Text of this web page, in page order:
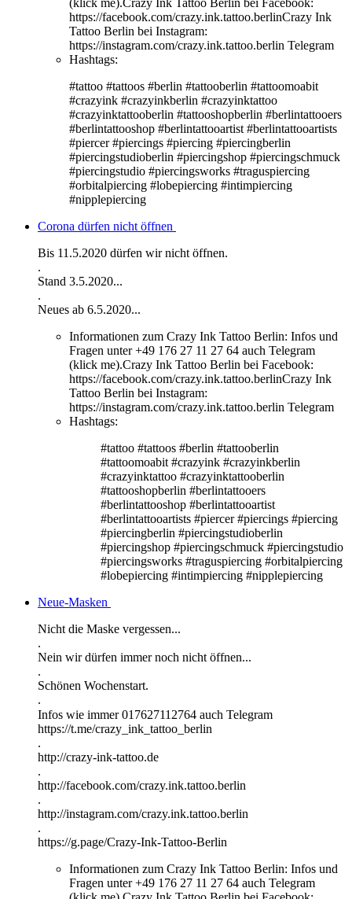
https://facebook.com/crazy.ink.tattoo.berlinCrazy Ink
Tattoo Berlin bei Instagram:
https://instagram.com/crazy.ink.tattoo.berlin Telegram
Hashtags:
#tattoo #tattoos #berlin #tattooberlin #tattoomoabit
#crazyink #crazyinkberlin #crazyinktattoo
#crazyinktattooberlin #tattooshopberlin #berlintattooers
#berlintattooshop #berlintattooartist #berlintattooartists
#piercer #piercings #piercing #piercingberlin
#piercingstudioberlin #piercingshop #piercingschmuck
#piercingstudio #piercingsworks #traguspiercing
#orbitalpiercing #lobepiercing #intimpiercing
#nipplepiercing
Corona dürfen nicht öffnen
Bis 11.5.2020 dürfen wir nicht öffnen.
.
Stand 3.5.2020...
.
Neues ab 6.5.2020...
Informationen zum Crazy Ink Tattoo Berlin: Infos und
Fragen unter +49 176 27 11 27 64 auch Telegram
(klick me).Crazy Ink Tattoo Berlin bei Facebook:
https://facebook.com/crazy.ink.tattoo.berlinCrazy Ink
Tattoo Berlin bei Instagram:
https://instagram.com/crazy.ink.tattoo.berlin Telegram
Hashtags:
#tattoo #tattoos #berlin #tattooberlin
#tattoomoabit #crazyink #crazyinkberlin
#crazyinktattoo #crazyinktattooberlin
#tattooshopberlin #berlintattooers
#berlintattooshop #berlintattooartist
#berlintattooartists #piercer #piercings #piercing
#piercingberlin #piercingstudioberlin
#piercingshop #piercingschmuck #piercingstudio
#piercingsworks #traguspiercing #orbitalpiercing
#lobepiercing #intimpiercing #nipplepiercing
Neue-Masken
Nicht die Maske vergessen...
.
Nein wir dürfen immer noch nicht öffnen...
.
Schönen Wochenstart.
.
Infos wie immer 017627112764 auch Telegram⠀
https://t.me/crazy_ink_tattoo_berlin
.
http://crazy-ink-tattoo.de
.
http://facebook.com/crazy.ink.tattoo.berlin
.
http://instagram.com/crazy.ink.tattoo.berlin
.
https://g.page/Crazy-Ink-Tattoo-Berlin
Informationen zum Crazy Ink Tattoo Berlin: Infos und
Fragen unter +49 176 27 11 27 64 auch Telegram